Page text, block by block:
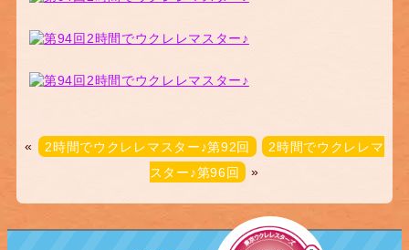
« 2時間でウクレレマスター♪第92回
2時間でウクレレマ
スター♪第96回
»